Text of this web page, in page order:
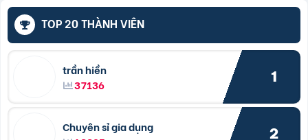
TOP 20 THÀNH VIÊN
trần hiền
37136
1
Chuyên sỉ gia dụng
2